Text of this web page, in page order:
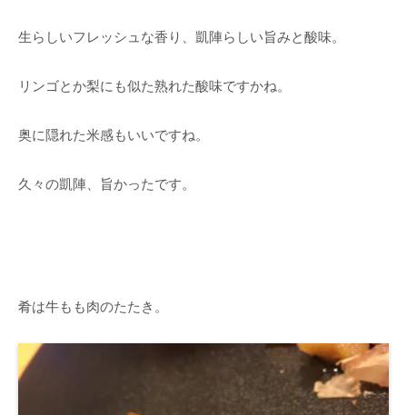
生らしいフレッシュな香り、凱陣らしい旨みと酸味。
リンゴとか梨にも似た熟れた酸味ですかね。
奥に隠れた米感もいいですね。
久々の凱陣、旨かったです。
肴は牛もも肉のたたき。